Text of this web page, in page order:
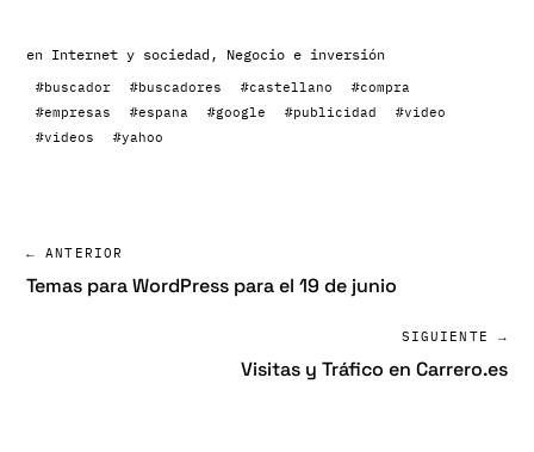
en Internet y sociedad , Negocio e inversión
#buscador #buscadores #castellano
#compra
#empresas
#espana #google #publicidad
#video
#videos
#yahoo
← ANTERIOR
Temas para WordPress para el 19 de junio
SIGUIENTE →
Visitas y Tráfico en Carrero.es